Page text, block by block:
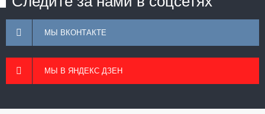
МЫ ВКОНТАКТЕ
МЫ В ЯНДЕКС ДЗЕН